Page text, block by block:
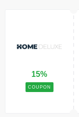
15%
COUPON